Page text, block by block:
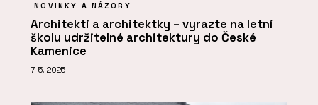
NOVINKY A NÁZORY
Architekti a architektky – vyrazte na letní
školu udržitelné architektury do České
Kamenice
7. 5. 2025